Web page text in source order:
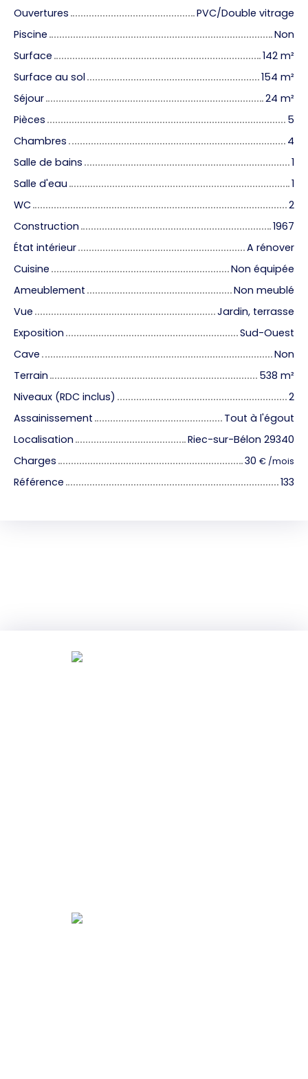
Ouvertures
PVC/Double vitrage
Piscine
Non
Surface
142 m²
Surface au sol
154 m²
Séjour
24 m²
Pièces
5
Chambres
4
Salle de bains
1
Salle d'eau
1
WC
2
Construction
1967
État intérieur
A rénover
Cuisine
Non équipée
Ameublement
Non meublé
Vue
Jardin, terrasse
Exposition
Sud-Ouest
Cave
Non
Terrain
538 m²
Niveaux (RDC inclus)
2
Assainissement
Tout à l'égout
Localisation
Riec-sur-Bélon 29340
Charges
30 € /mois
Référence 133